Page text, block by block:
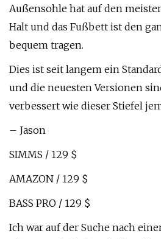
Außensohle hat auf den
Halt und das Fußbett ist den
bequem tragen.
Dies ist seit langem ein
und die neuesten Versionen
verbessert wie dieser Stiefel
– Jason
SIMMS / 129 $
AMAZON / 129 $
BASS PRO / 129 $
Ich war auf der Suche nach